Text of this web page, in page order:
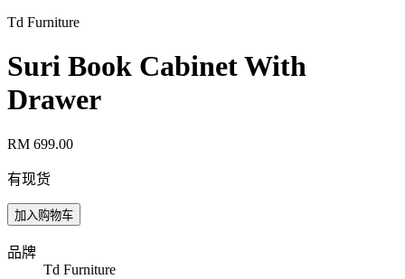
Td Furniture
Suri Book Cabinet With
Drawer
RM 699.00
有现货
加入购物车
品牌
Td Furniture